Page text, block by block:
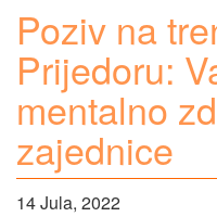
Poziv na
Prijedoru:
mentalno
zajednice
14 Jula, 2022